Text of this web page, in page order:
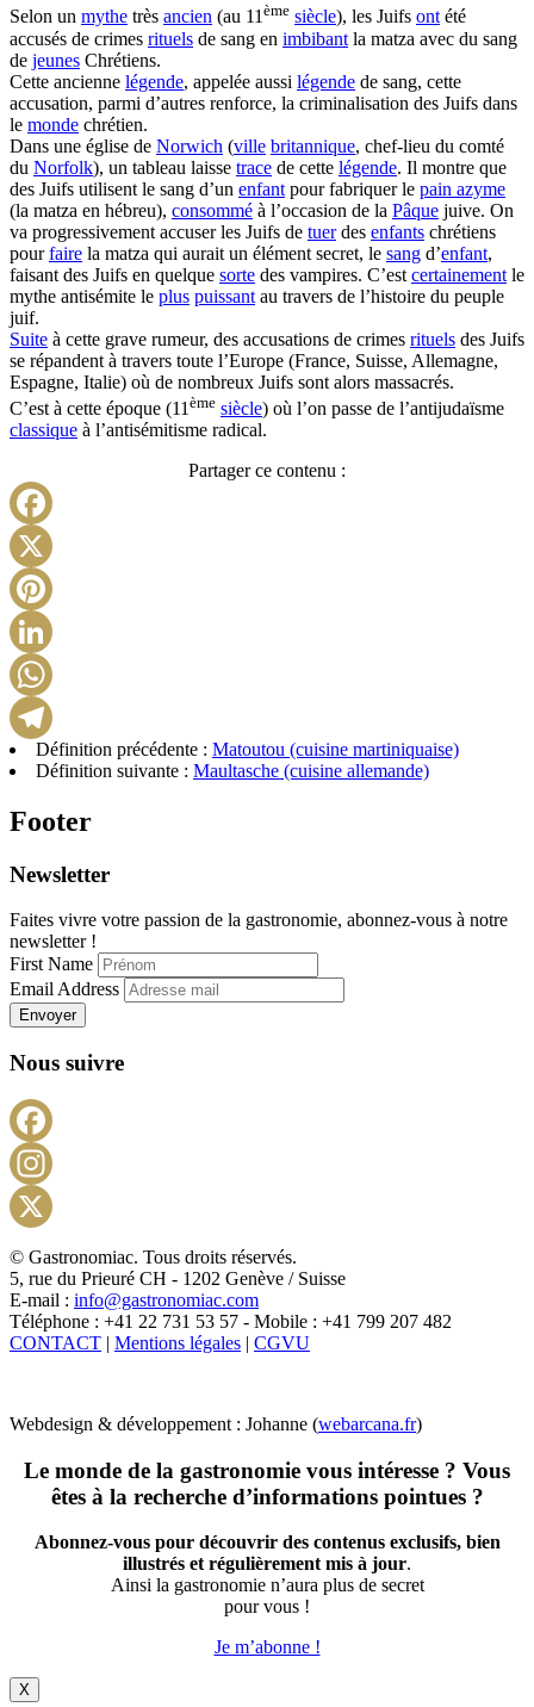
Selon un mythe très ancien (au 11ème siècle), les Juifs ontété
accusés de crimes rituels de sang en imbibant la matza avec du sang
de jeunes Chrétiens.
Cette ancienne légende, appelée aussi légende de sang, cette
accusation, parmi d’autres renforce, la criminalisation des Juifs dans
le monde chrétien.
Dans une église de Norwich (ville britannique, chef-lieu du comté
du Norfolk), un tableau laisse trace de cette légende. Il montre que
des Juifs utilisent le sang d’un enfant pour fabriquer le pain azyme
(la matza en hébreu), consommé à l’occasion de la Pâque juive. On
va progressivement accuser les Juifs de tuerdes enfants chrétiens
pourfaire la matza qui aurait un élément secret, le sang d’enfant,
faisant des Juifs en quelque sorte des vampires. C’est certainement le
mythe antisémite le plus puissant au travers de l’histoire du peuple
juif.
Suite à cette grave rumeur, des accusations de crimes rituels des Juifs
se répandent à travers toute l’Europe (France, Suisse, Allemagne,
Espagne, Italie) où de nombreux Juifs sont alors massacrés.
C’est à cette époque (11 ème siècle) où l’on passe de l’antijudaïsme
classique à l’antisémitisme radical.
Partager ce contenu :
Telegram
Définition précédente : Matoutou (cuisine martiniquaise)
Définition suivante : Maultasche (cuisine allemande)
Footer
Newsletter
Faites vivre votre passion de la gastronomie, abonnez-vous à notre
newsletter !
First Name
Email Address
Envoyer
Nous suivre
X
© Gastronomiac. Tous droits réservés.
5, rue du Prieuré CH - 1202 Genève / Suisse
E-mail : info@gastronomiac.com
Téléphone : +41 22 731 53 57 - Mobile : +41 799 207 482
CONTACT | Mentions légales | CGVU
Webdesign & développement : Johanne (webarcana.fr)
Le monde de la gastronomie vous intéresse ? Vous
êtes à la recherche d’informations pointues ?
Abonnez-vous pour découvrir des contenus exclusifs, bien
illustrés et régulièrement mis à jour.
Ainsi la gastronomie n’aura plus de secret
pour vous !
Je m’abonne !
X